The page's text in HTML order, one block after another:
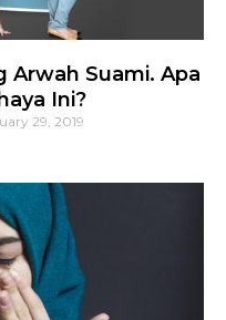
Suami. Apa
Ini?
29, 2019